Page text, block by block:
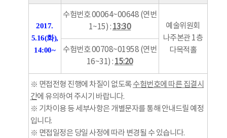
2017.
5.16(화),
14:00~
수험번호 00064~00648 (연번
1~15) : 13:30
예술위원회
나주본관 1층
다목적홀
수험번호 00708~01958 (연번
16~31) : 15:20
※ 면접전형 진행에 차질이 없도록수험번호에 따른 집결시
간에 유의하여 주시기 바랍니다.
※ 기차이용 등 세부사항은 개별문자를 통해 안내드릴 예정
입니다.
※ 면접일정은 당일 사정에 따라 변경될 수 있습니다.